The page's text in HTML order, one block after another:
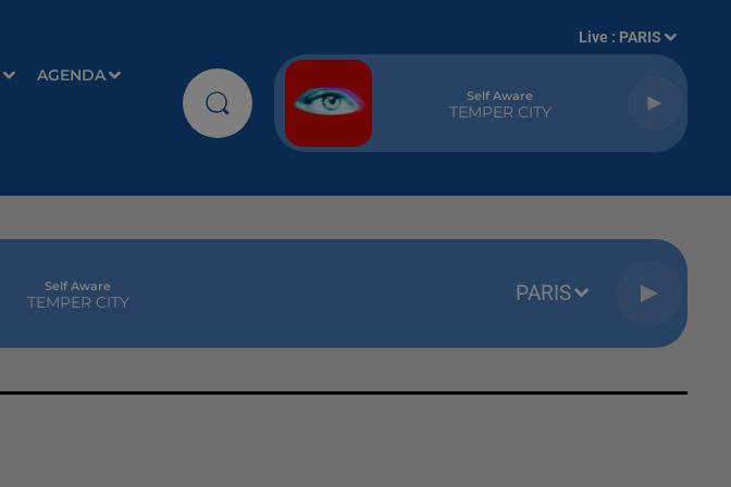
AGENDA
Live : PARIS
Self Aware
TEMPER CITY
Self Aware
TEMPER CITY PARIS